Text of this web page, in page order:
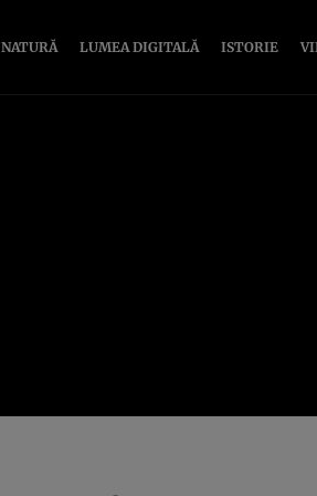
NATURĂ LUMEA DIGITALĂ ISTORIE